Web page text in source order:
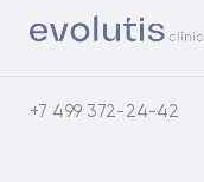
+7 499 372-24-42